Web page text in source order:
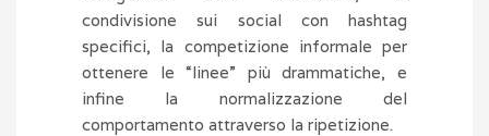
condivisione sui social con hashtag
specifici, la competizione informale per
ottenere le “linee” più drammatiche, e
infine la normalizzazione del
comportamento attraverso la ripetizione.